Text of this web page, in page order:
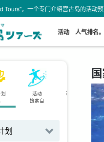
Tours"，一个专门介绍宫古岛的活动
活动 人气排名。
活动
搜索自
可当天预订